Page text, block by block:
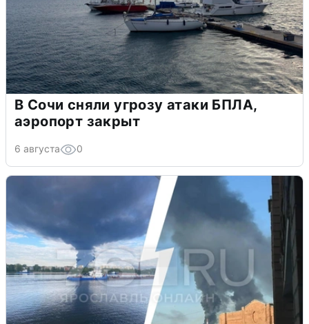
В Сочи сняли угрозу атаки БПЛА,
аэропорт закрыт
6 августа 0